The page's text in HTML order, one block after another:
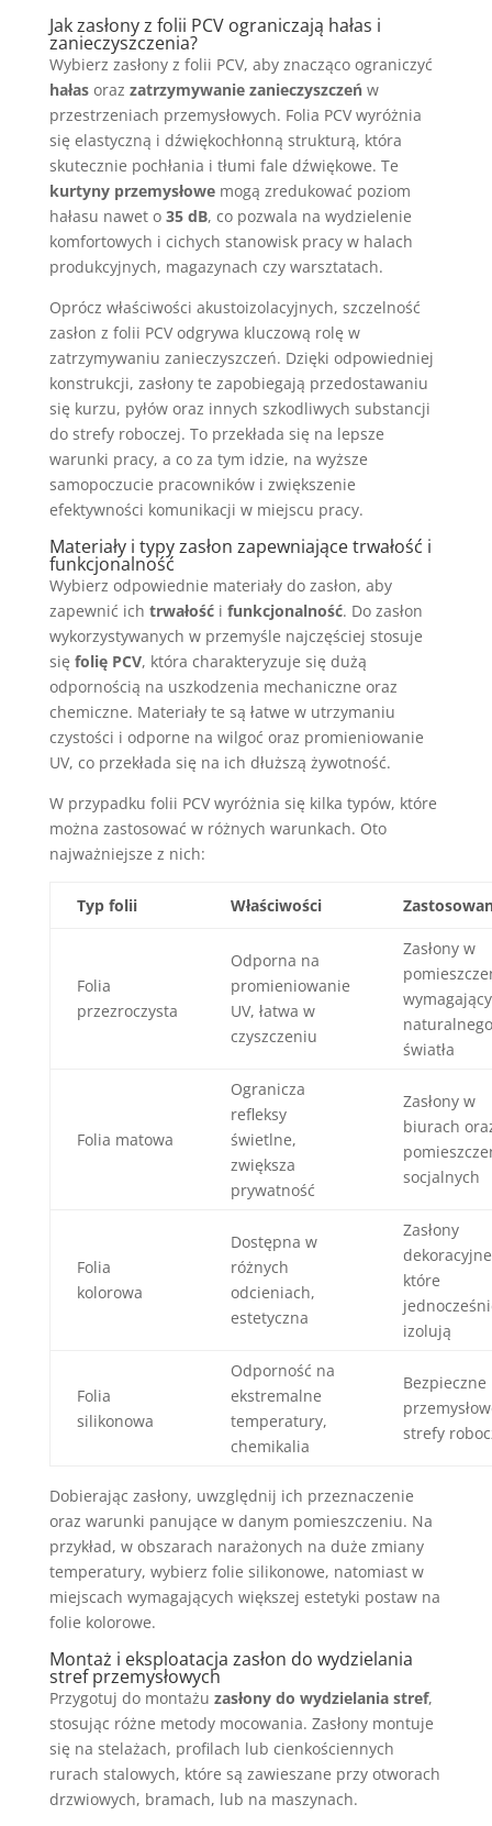
Jak zasłony z folii PCV ograniczają hałas i
zanieczyszczenia?
Wybierz zasłony z folii PCV, aby znacząco ograniczyć
hałasoraz zatrzymywanie zanieczyszczeńw
przestrzeniach przemysłowych. Folia PCV wyróżnia
się elastyczną i dźwiękochłonną strukturą, która
skutecznie pochłania i tłumi fale dźwiękowe. Te
kurtyny przemysłowemogą zredukować poziom
hałasu nawet o 35 dB, co pozwala na wydzielenie
komfortowych i cichych stanowisk pracy w halach
produkcyjnych, magazynach czy warsztatach.
Oprócz właściwości akustoizolacyjnych, szczelność
zasłon z folii PCV odgrywa kluczową rolę w
zatrzymywaniu zanieczyszczeń. Dzięki odpowiedniej
konstrukcji, zasłony te zapobiegają przedostawaniu
się kurzu, pyłów oraz innych szkodliwych substancji
do strefy roboczej. To przekłada się na lepsze
warunki pracy, a co za tym idzie, na wyższe
samopoczucie pracowników i zwiększenie
efektywności komunikacji w miejscu pracy.
Materiały i typy zasłon zapewniające trwałość i
funkcjonalność
Wybierz odpowiednie materiały do zasłon, aby
zapewnić ich trwałośći funkcjonalność. Do zasłon
wykorzystywanych w przemyśle najczęściej stosuje
się folię PCV, która charakteryzuje się dużą
odpornością na uszkodzenia mechaniczne oraz
chemiczne. Materiały te są łatwe w utrzymaniu
czystości i odporne na wilgoć oraz promieniowanie
UV, co przekłada się na ich dłuższą żywotność.
W przypadku folii PCV wyróżnia się kilka typów, które
można zastosować w różnych warunkach. Oto
najważniejsze z nich:
Typ folii Właściwości
Folia
przezroczysta
Odporna na
promieniowanie
UV, łatwa w
czyszczeniu
Zasłony w
naturalnego
światła
Folia matowa
Ogranicza
refleksy
świetlne,
zwiększa
prywatność
Zasłony w
biurach
socjalnych
Folia
kolorowa
Dostępna w
różnych
odcieniach,
estetyczna
Zasłony
które
izolują
Folia
silikonowa
Odporność na
ekstremalne
temperatury,
chemikalia
Bezpieczne
strefy
Dobierając zasłony, uwzględnij ich przeznaczenie
oraz warunki panujące w danym pomieszczeniu. Na
przykład, w obszarach narażonych na duże zmiany
temperatury, wybierz folie silikonowe, natomiast w
miejscach wymagających większej estetyki postaw na
folie kolorowe.
Montaż i eksploatacja zasłon do wydzielania
stref przemysłowych
Przygotuj do montażu zasłony do wydzielania stref,
stosując różne metody mocowania. Zasłony montuje
się na stelażach, profilach lub cienkościennych
rurach stalowych, które są zawieszane przy otworach
drzwiowych, bramach, lub na maszynach.